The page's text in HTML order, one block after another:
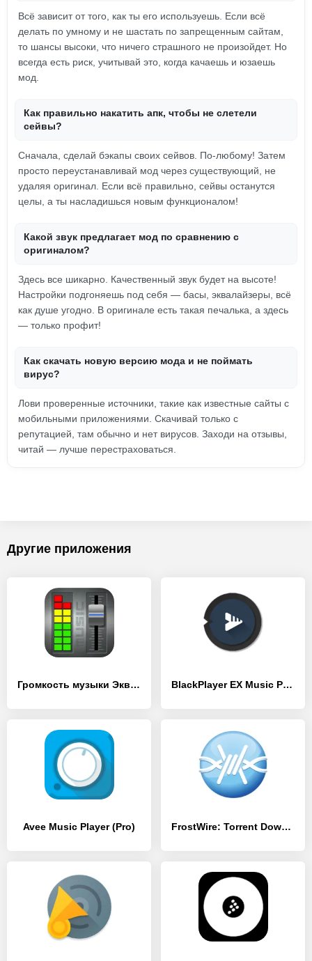
Всё зависит от того, как ты его используешь. Если всё
делать по умному и не шастать по запрещенным сайтам,
то шансы высоки, что ничего страшного не произойдет. Но
всегда есть риск, учитывай это, когда качаешь и юзаешь
мод.
Как правильно накатить апк, чтобы не слетели
сейвы?
Сначала, сделай бэкапы своих сейвов. По-любому! Затем
просто переустанавливай мод через существующий, не
удаляя оригинал. Если всё правильно, сейвы останутся
целы, а ты насладишься новым функционалом!
Какой звук предлагает мод по сравнению с
оригиналом?
Здесь все шикарно. Качественный звук будет на высоте!
Настройки подгоняешь под себя — басы, эквалайзеры, всё
как душе угодно. В оригинале есть такая печалька, а здесь
— только профит!
Как скачать новую версию мода и не поймать
вирус?
Лови проверенные источники, такие как известные сайты с
мобильными приложениями. Скачивай только с
репутацией, там обычно и нет вирусов. Заходи на отзывы,
читай — лучше перестраховаться.
Другие приложения
Громкость музыки Эквалайзер – Усилитель баса BlackPlayer EX Music Player
Avee Music Player (Pro) FrostWire: Torrent Downloader & Music Player